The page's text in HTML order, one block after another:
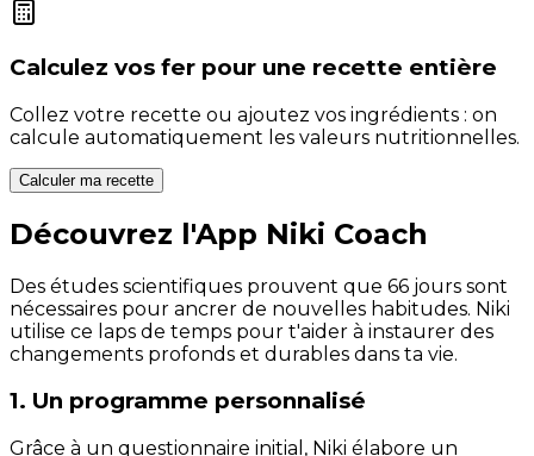
Calculez vos fer pour une recette entière
Collez votre recette ou ajoutez vos ingrédients : on
calcule automatiquement les valeurs nutritionnelles.
Calculer ma recette
Découvrez l'App Niki Coach
Des études scientifiques prouvent que 66 jours sont
nécessaires pour ancrer de nouvelles habitudes. Niki
utilise ce laps de temps pour t'aider à instaurer des
changements profonds et durables dans ta vie.
1. Un programme personnalisé
Grâce à un questionnaire initial, Niki élabore un